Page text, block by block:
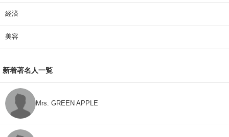
経済
美容
新着著名人一覧
Mrs. GREEN APPLE